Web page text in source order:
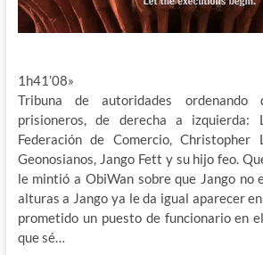
1h41’08»
Tribuna de autoridades
prisioneros, de derecha a
Federación de Comercio,
Geonosianos, Jango Fett y su hijo feo.
le mintió a ObiWan sobre que Jango no
alturas a Jango ya le da igual aparecer
prometido un puesto de funcionario en
que sé…